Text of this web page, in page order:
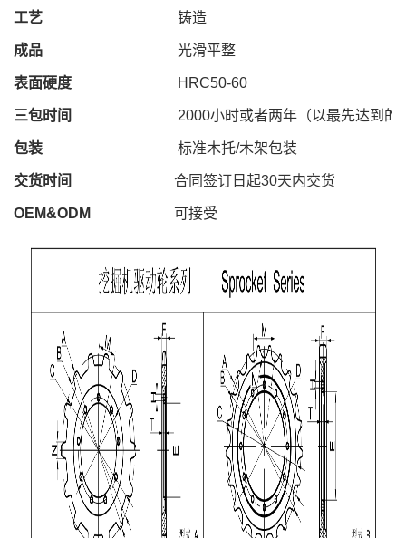
工艺 铸造
成品 光滑平整
表面硬度 HRC50-60
三包时间 2000小时或者两年（以最先达到的
包装 标准木托/木架包装
交货时间 合同签订日起30天内交货
OEM&ODM 可接受